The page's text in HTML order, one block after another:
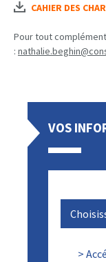
CAHIER DES
Pour tout
:
VOS
>